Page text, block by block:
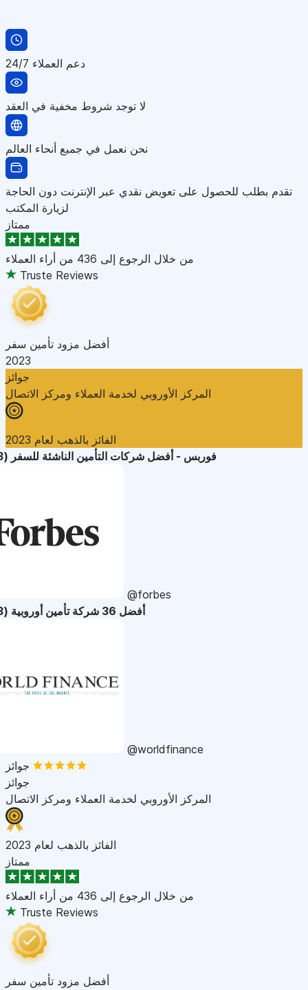
دعم العملاء 24/7
لا توجد شروط مخفية في العقد
نحن نعمل في جميع أنحاء العالم
تقدم بطلب للحصول على تعويض نقدي عبر الإنترنت دون الحاجة
لزيارة المكتب
ممتاز
من خلال الرجوع إلى 436 من أراء العملاء
Truste Reviews
أفضل مزود تأمين سفر
2023
جوائز
المركز الأوروبي لخدمة العملاء ومركز الاتصال
الفائز بالذهب لعام 2023
فوربس - أفضل شركات التأمين الناشئة للسفر (2023)
@forbes
أفضل 36 شركة تأمين أوروبية (2023)
@worldfinance
جوائز
المركز الأوروبي لخدمة العملاء ومركز الاتصال
الفائز بالذهب لعام 2023
ممتاز
من خلال الرجوع إلى 436 من أراء العملاء
Truste Reviews
أفضل مزود تأمين سفر